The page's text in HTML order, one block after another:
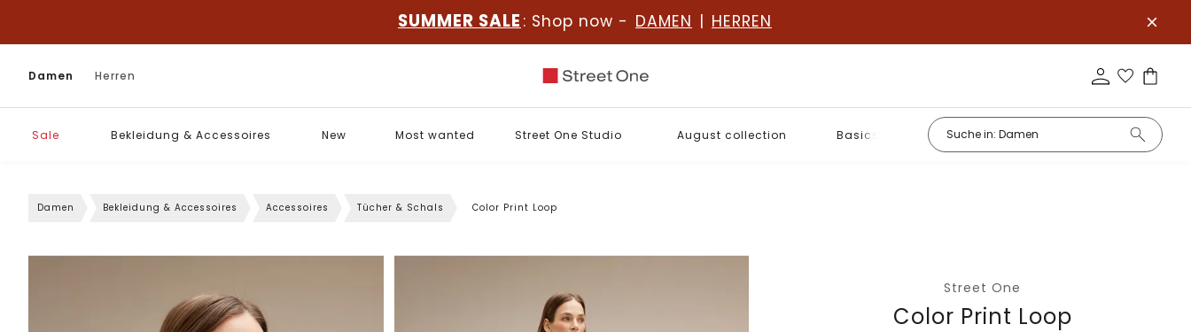
SUMMER SALE : Shop now - DAMEN | HERREN
Damen Herren
Sale Bekleidung & Accessoires New Most wanted Street One Studio August collection Basics
Damen Bekleidung & Accessoires Accessoires Tücher & Schals Color Print Loop
Street One
Color Print Loop